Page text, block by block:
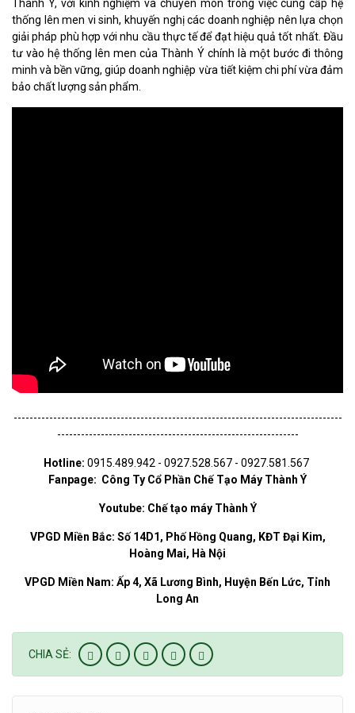
Thành Ý, với kinh nghiệm và chuyên môn trong việc cung cấp hệ
thống lên men vi sinh, khuyến nghị các doanh nghiệp nên lựa chọn
giải pháp phù hợp với nhu cầu thực tế để đạt hiệu quả tốt nhất. Đầu
tư vào hệ thống lên men của Thành Ý chính là một bước đi thông
minh và bền vững, giúp doanh nghiệp vừa tiết kiệm chi phí vừa đảm
bảo chất lượng sản phẩm.
-----------------------------------------------------------------------------------
-------------------------------------------------------------
Hotline: 0915.489.942 - 0927.528.567 - 0927.581.567
Fanpage: Công Ty Cổ Phần Chế Tạo Máy Thành Ý
Youtube: Chế tạo máy Thành Ý
VPGD Miền Bắc: Số 14D1, Phố Hồng Quang, KĐT Đại Kim,
Hoàng Mai, Hà Nội
VPGD Miền Nam: Ấp 4, Xã Lương Bình, Huyện Bến Lức, Tỉnh
Long An
CHIA SẺ: